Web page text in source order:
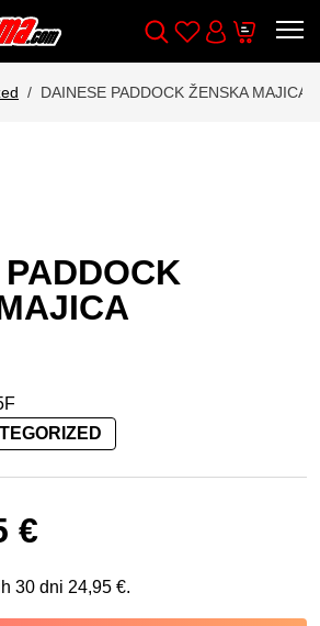
Wishlist
Cart
DAINESE PADDOCK ŽENSKA MAJICA
je bila: 29,95 €.
€
30 dni 24,95 €.